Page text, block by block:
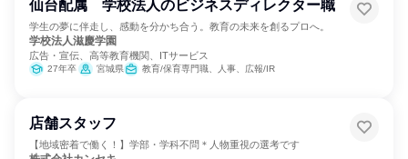
仙台配属 学校法人のビジネスディレクター職
学生の夢に伴走し、感動を分かち合う。教育の未来を創るプロへ。
学校法人滋慶学園
広告・宣伝、高等教育機関、ITサービス
27年卒 宮城県 教育/保育専門職、人事、広報/IR
店舗スタッフ
【地域密着で働く！】学部・学科不問＊人物重視の選考です